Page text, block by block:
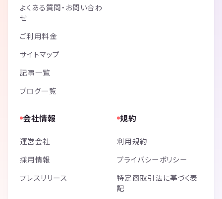
よくある質問・お問い合わ
せ
ご利用料金
サイトマップ
記事一覧
ブログ一覧
会社情報
運営会社
採用情報
プレスリリース
規約
利用規約
プライバシーポリシー
特定商取引法に基づく表
記